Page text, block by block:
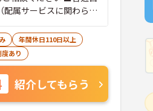
属サービスに関わら
があります）
年間休日110日以上
あり
紹介してもらう